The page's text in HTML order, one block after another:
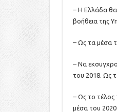
– Η Ελλάδα θα
βοήθεια της
– Ως τα μέσα
– Να
του 2018. Ως
– Ως το τέλος
μέσα του 2020